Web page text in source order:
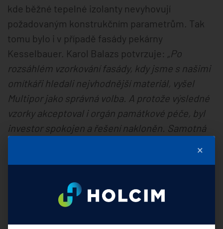
kde běžné tepelné izolanty nevyhovují
požadovaným konstrukčním parametrům. Tak
tomu bylo i v případě fasády pekárny
Kesselbauer. Karol Balazs potvrzuje: „Po
rozsáhlém vzorkování fasády, kdy jsme s našimi
omítkáři hledali nejvhodnější materiál, vyšel
Multipor jako správná volba. A protože výsledné
vzorky akceptoval i orgán památkové péče, byl
investor spokojen a řešení nakloněn. Samotná
variantu zelenou, měli jsme materiál pořízený s
dostatečným předstihem. Dodávky byly plněny
×